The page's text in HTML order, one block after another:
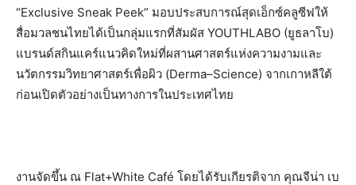
“Exclusive Sneak Peek” มอบประสบการณ์สุดเอ็กซ์คลูซีฟให้
สื่อมวลชนไทยได้เป็นกลุ่มแรกที่สัมผัส YOUTHLABO (ยูธลาโบ)
แบรนด์สกินแคร์แนวคิดใหม่ที่ผสานศาสตร์แห่งความงามและ
นวัตกรรมวิทยาศาสตร์เพื่อผิว (Derma–Science) จากเกาหลีใต้
ก่อนเปิดตัวอย่างเป็นทางการในประเทศไทย
งานจัดขึ้น ณ Flat+White Café โดยได้รับเกียรติจาก คุณจีน่า เบ